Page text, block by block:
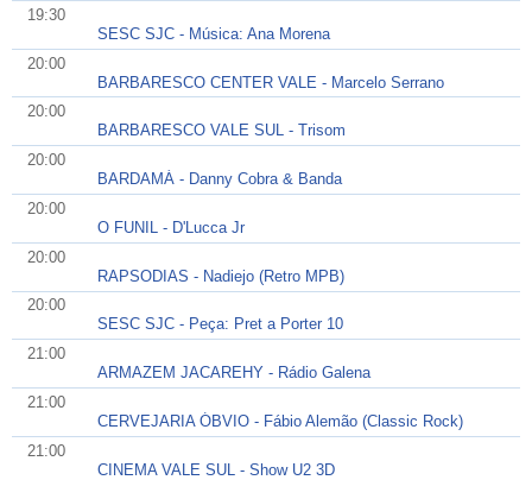
19:30
SESC SJC - Música: Ana Morena
20:00
BARBARESCO CENTER VALE - Marcelo Serrano
20:00
BARBARESCO VALE SUL - Trisom
20:00
BARDAMÁ - Danny Cobra & Banda
20:00
O FUNIL - D'Lucca Jr
20:00
RAPSODIAS - Nadiejo (Retro MPB)
20:00
SESC SJC - Peça: Pret a Porter 10
21:00
ARMAZEM JACAREHY - Rádio Galena
21:00
CERVEJARIA ÓBVIO - Fábio Alemão (Classic Rock)
21:00
CINEMA VALE SUL - Show U2 3D